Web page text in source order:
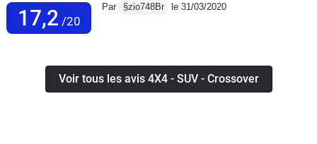
17,2 /20
Par §zio748Br le 31/03/2020
Voir tous les avis 4X4 - SUV - Crossover